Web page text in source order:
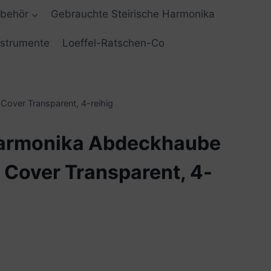
Gebrauchte Steirische Harmonika
Loeffel-Ratschen-Co
Transparent, 4-reihig
Abdeckhaube
Transparent, 4-